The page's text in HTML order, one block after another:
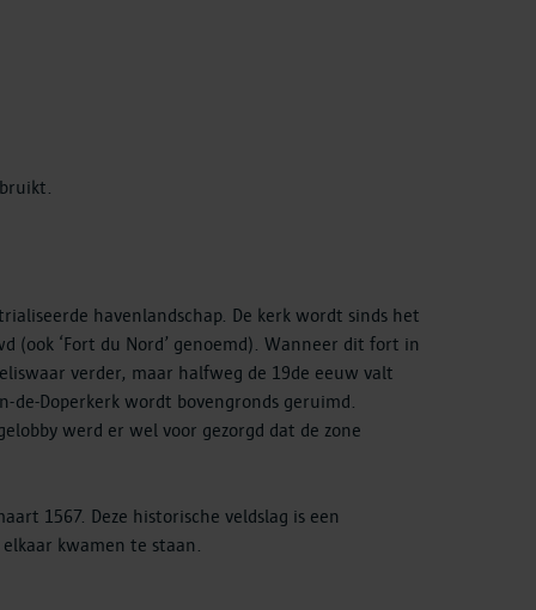
havenlandschap. De kerk wordt sinds het
‘Fort du Nord’ genoemd). Wanneer dit fort in
verder, maar halfweg de 19de eeuw valt
Doperkerk wordt bovengronds geruimd.
werd er wel voor gezorgd dat de zone
1567. Deze historische veldslag is een
kwamen te staan.